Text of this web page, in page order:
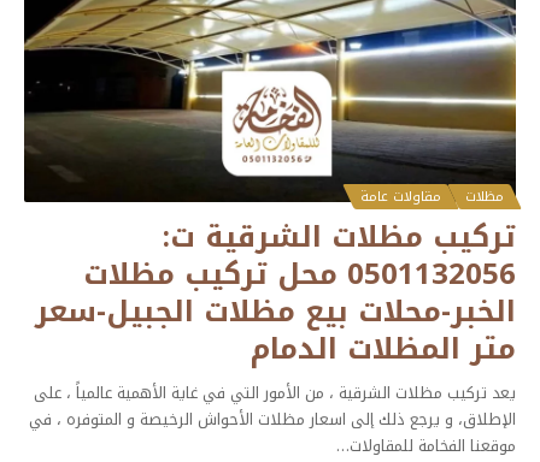
مظلات مقاولات عامة
تركيب مظلات الشرقية ت:
0501132056 محل تركيب مظلات
الخبر-محلات بيع مظلات الجبيل-سعر
متر المظلات الدمام
يعد تركيب مظلات الشرقية ، من الأمور التي في غاية الأهمية عالمياً ، على
الإطلاق، و يرجع ذلك إلى اسعار مظلات الأحواش الرخيصة و المتوفره ، في
موقعنا الفخامة للمقاولات…